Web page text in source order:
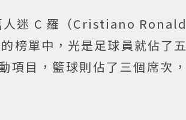
人迷 C 羅（Cristiano Ronald
榜單中，光是足球員就佔了五
項目，籃球則佔了三個席次，